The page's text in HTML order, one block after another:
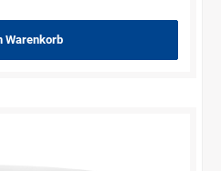
Warenkorb